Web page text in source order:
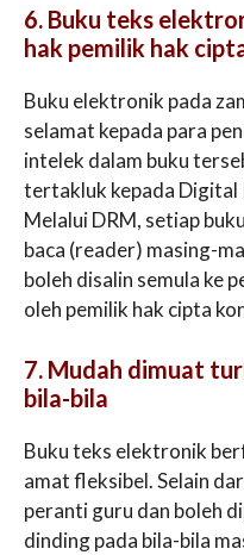
6. Buku teks
hak pemilik hak
Buku elektronik pada
selamat kepada para
intelek dalam buku
tertakluk kepada Digital
Melalui DRM, setiap
baca (reader) masing-
boleh disalin semula ke
oleh pemilik hak cipta
7. Mudah dimuat
bila-bila
Buku teks elektronik
amat fleksibel. Selain
peranti guru dan boleh
dinding pada bila-bila